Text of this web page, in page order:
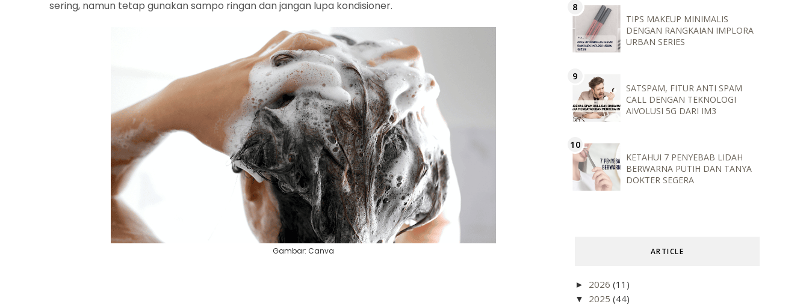
sering, namun tetap gunakan sampo ringan dan jangan lupa kondisioner.
Gambar: Canva
TIPS MAKEUP MINIMALIS
DENGAN RANGKAIAN IMPLORA
URBAN SERIES
SATSPAM, FITUR ANTI SPAM
CALL DENGAN TEKNOLOGI
AIVOLUSI 5G DARI IM3
KETAHUI 7 PENYEBAB LIDAH
BERWARNA PUTIH DAN TANYA
DOKTER SEGERA
ARTICLE
► 2026(11)
▼ 2025(44)